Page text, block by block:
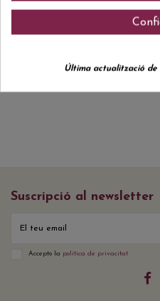
Actualment no hi
Suscripció al newsletter
Accepto la política de privacitat
Última actualització de